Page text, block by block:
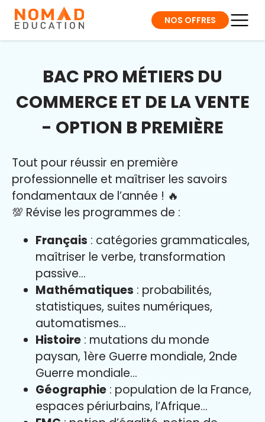
NOS OFFRES
BAC PRO MÉTIERS DU
COMMERCE ET DE LA VENTE
- OPTION B PREMIÈRE
Tout pour réussir en première
professionnelle et maîtriser les savoirs
fondamentaux de l’année ! 🔥
💯 Révise les programmes de :
Français : catégories grammaticales,
maîtriser le verbe, transformation
passive…
Mathématiques : probabilités,
statistiques, suites numériques,
automatismes…
Histoire : mutations du monde
paysan, 1ère Guerre mondiale, 2nde
Guerre mondiale…
Géographie : population de la France,
espaces périurbains, l’Afrique…